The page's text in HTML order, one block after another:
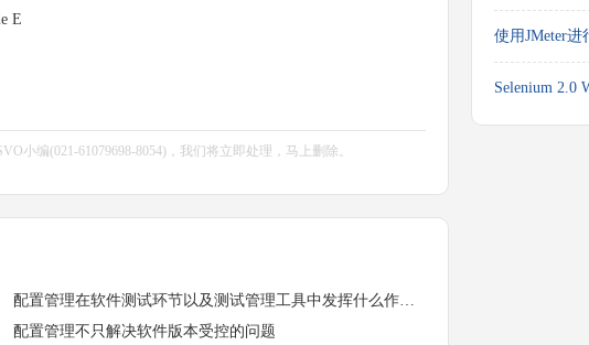
E
小编(021-61079698-8054)，我们将立即处理，马上删除。
配置管理在软件测试环节以及测试管理工具中发挥什么作用？
配置管理不只解决软件版本受控的问题
使用JMeter
Selenium 2.0